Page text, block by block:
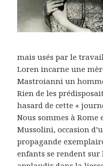
mais usés par le
Loren incarne une
Mastroianni un
Rien de les
hasard de cette «
Nous sommes à
Mussolini, occasion
propagande
enfants se rendent